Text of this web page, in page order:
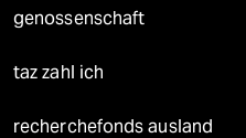
genossenschaft
taz zahl ich
recherchefonds ausland